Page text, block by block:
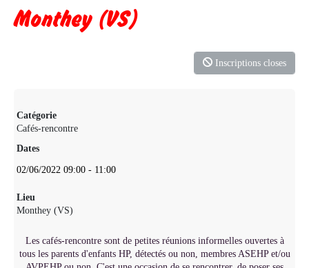
Monthey (VS)
Inscriptions closes
Catégorie
Cafés-rencontre
Dates
02/06/2022 09:00 - 11:00
Lieu
Monthey (VS)
Les cafés-rencontre sont de petites réunions informelles ouvertes à
tous les parents d'enfants HP, détectés ou non, membres ASEHP et/ou